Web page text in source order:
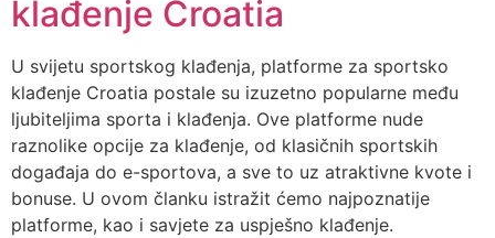
klađenje Croatia
U svijetu sportskog klađenja, platforme za sportsko
klađenje Croatia postale su izuzetno popularne među
ljubiteljima sporta i klađenja. Ove platforme nude
raznolike opcije za klađenje, od klasičnih sportskih
događaja do e-sportova, a sve to uz atraktivne kvote i
bonuse. U ovom članku istražit ćemo najpoznatije
platforme, kao i savjete za uspješno klađenje.